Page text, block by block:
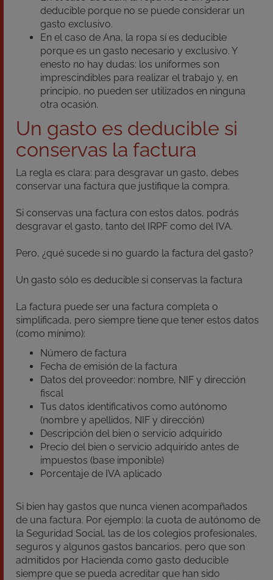
deducible porque no se puede considerar un
gasto exclusivo.
En el caso de Ana, la ropa sí es deducible
porque es un gasto necesario y exclusivo. Y
enesto no hay dudas: los uniformes son
imprescindibles para realizar el trabajo y, en
principio, no pueden ser utilizados en ninguna
otra ocasión.
Un gasto es deducible si
conservas la factura
La regla es clara: para desgravar un gasto, debes
conservar una factura que justifique la compra.
Si conservas una factura con estos datos, podrás
desgravar el gasto, tanto del IRPF como del IVA.
Pero, ¿qué sucede si no guardo la factura del gasto?
Un gasto sólo es deducible si conservas la factura
La factura puede ser una factura completa o
simplificada, pero siempre tiene que tener estos datos
(como mínimo):
Número de factura
Fecha de emisión de la factura
Datos del proveedor: nombre, NIF y dirección
fiscal
Tus datos identificativos como autónomo
(nombre y apellidos, NIF y dirección)
Descripción del bien o servicio adquirido
Precio del bien o servicio adquirido antes de
impuestos (base imponible)
Porcentaje de IVA aplicado
Si bien hay gastos que nunca vienen acompañados
de una factura. Por ejemplo: la cuota de autónomo de
la Seguridad Social, las de los colegios profesionales,
seguros y algunos gastos bancarios, pero que son
admitidos por Hacienda como gasto deducible
siempre que se pueda acreditar que han sido